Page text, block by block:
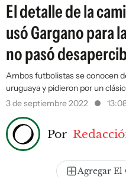
El detalle de la
usó Gargano para
no pasó
Ambos futbolistas se conocen
uruguaya y pidieron por un
3 de septiembre 2022
Por
Agregar El